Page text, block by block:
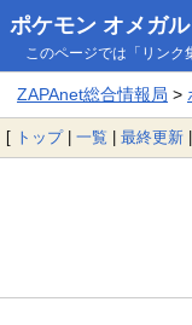
ポケモン オメガ
このページでは「リンク
ZAPAnet総合情報局 >
[ トップ| 一覧 | 最終更新 |